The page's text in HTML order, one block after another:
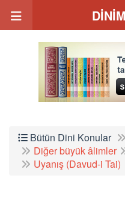
Bütün Dini Konular
Diğer büyük âlimler
Uyanış (Davud-i Tai)